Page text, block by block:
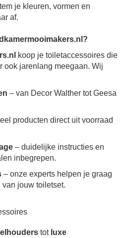
je kleuren, vormen en
af.
koop je toiletaccessoires die
ook jarenlang meegaan. Wij
– van Decor Walther tot Geesa
producten direct uit voorraad
– duidelijke instructies en
inbegrepen.
– onze experts helpen je graag
jouw toiletset.
tot luxe